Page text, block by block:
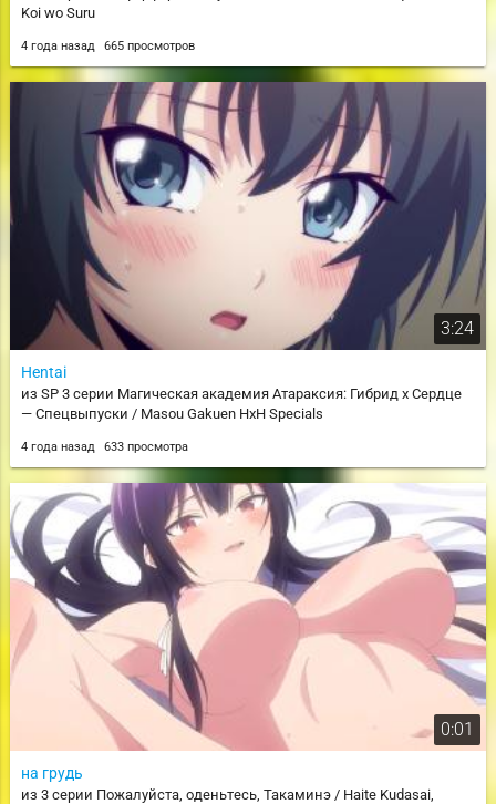
Koi wo Suru
4 года назад 665 просмотров
3:24
Hentai
из SP 3 серии Магическая академия Атараксия: Гибрид x Сердце
— Спецвыпуски / Masou Gakuen HxH Specials
4 года назад 633 просмотра
0:01
на грудь
из 3 серии Пожалуйста, оденьтесь, Такаминэ / Haite Kudasai,